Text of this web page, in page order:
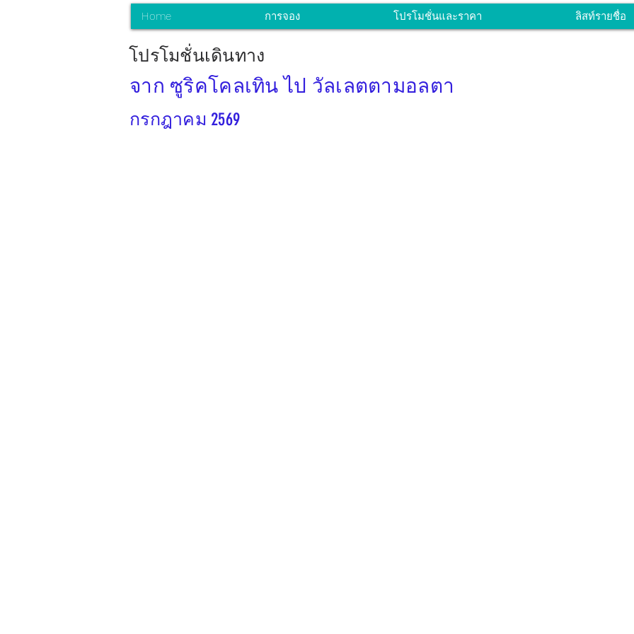
Home การจอง โปรโมชั่นและราคา ลิสท์รายชื่อ
โปรโมชั่นเดินทาง
จาก ซูริคโคลเทิน ไป วัลเลตตามอลตา
กรกฎาคม 2569